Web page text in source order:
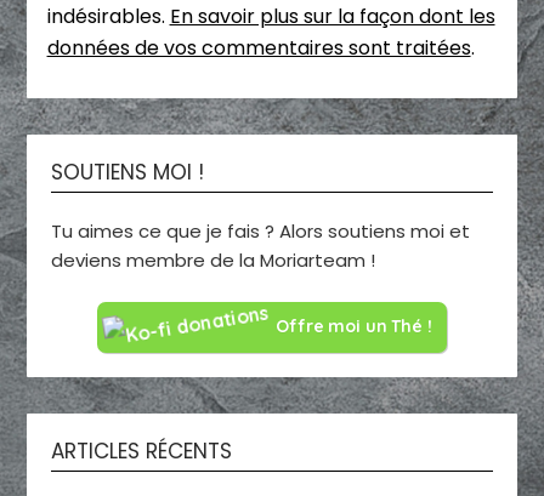
indésirables. En savoir plus sur la façon dont les
données de vos commentaires sont traitées.
SOUTIENS MOI !
Tu aimes ce que je fais ? Alors soutiens moi et
deviens membre de la Moriarteam !
Offre moi un Thé !
ARTICLES RÉCENTS